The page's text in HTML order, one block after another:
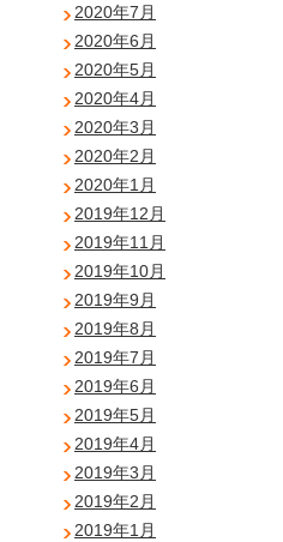
2020年7月
2020年6月
2020年5月
2020年4月
2020年3月
2020年2月
2020年1月
2019年12月
2019年11月
2019年10月
2019年9月
2019年8月
2019年7月
2019年6月
2019年5月
2019年4月
2019年3月
2019年2月
2019年1月